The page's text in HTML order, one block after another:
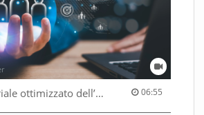
Il sistema salariale ottimizzato dell’Amministrazione federale 06:55